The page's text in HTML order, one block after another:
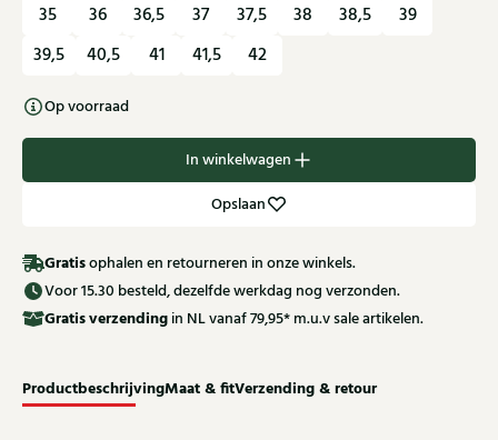
35 36 36,5 37 37,5 38 38,5
39
39,5
40,5 41 41,5 42
Op voorraad
In winkelwagen
Opslaan
Gratisophalen en retourneren in onze winkels.
Voor 15.30 besteld, dezelfde werkdag nog verzonden.
Gratisverzending in NL vanaf 79,95* m.u.v sale artikelen.
ProductbeschrijvingMaat & fitVerzending & retour